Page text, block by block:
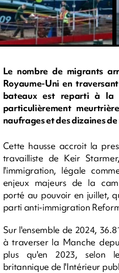
Le nombre de migrants
Royaume-Uni en
bateaux est reparti à la
particulièrement
naufrages et des dizaines
Cette hausse accroit la
travailliste de Keir
l'immigration, légale
enjeux majeurs de la
porté au pouvoir en juillet,
parti anti-immigration
Sur l'ensemble de 2024,
à traverser la Manche
plus qu'en 2023, selon
britannique de l'Intérieur